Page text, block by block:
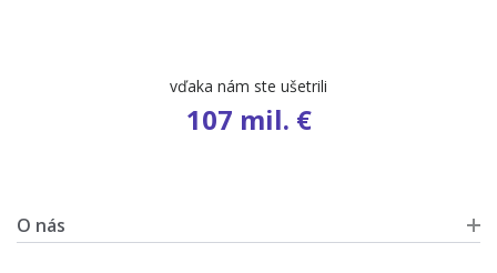
počet ponúk
9 654
O nás